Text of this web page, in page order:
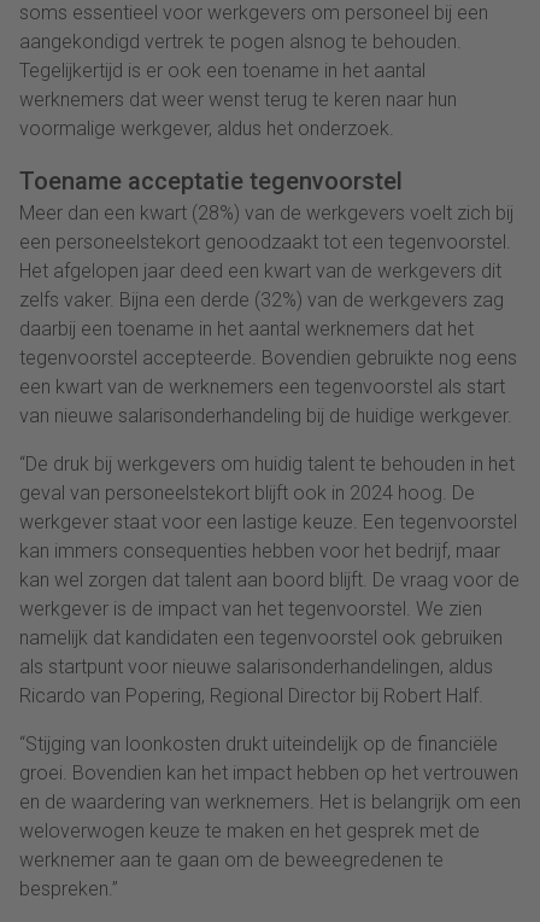
soms essentieel voor werkgevers om personeel bij een
aangekondigd vertrek te pogen alsnog te behouden.
Tegelijkertijd is er ook een toename in het aantal
werknemers dat weer wenst terug te keren naar hun
voormalige werkgever, aldus het onderzoek.
Toename acceptatie tegenvoorstel
Meer dan een kwart (28%) van de werkgevers voelt zich bij
een personeelstekort genoodzaakt tot een tegenvoorstel.
Het afgelopen jaar deed een kwart van de werkgevers dit
zelfs vaker. Bijna een derde (32%) van de werkgevers zag
daarbij een toename in het aantal werknemers dat het
tegenvoorstel accepteerde. Bovendien gebruikte nog eens
een kwart van de werknemers een tegenvoorstel als start
van nieuwe salarisonderhandeling bij de huidige werkgever.
“De druk bij werkgevers om huidig talent te behouden in het
geval van personeelstekort blijft ook in 2024 hoog. De
werkgever staat voor een lastige keuze. Een tegenvoorstel
kan immers consequenties hebben voor het bedrijf, maar
kan wel zorgen dat talent aan boord blijft. De vraag voor de
werkgever is de impact van het tegenvoorstel. We zien
namelijk dat kandidaten een tegenvoorstel ook gebruiken
als startpunt voor nieuwe salarisonderhandelingen, aldus
Ricardo van Popering, Regional Director bij Robert Half.
“Stijging van loonkosten drukt uiteindelijk op de financiële
groei. Bovendien kan het impact hebben op het vertrouwen
en de waardering van werknemers. Het is belangrijk om een
weloverwogen keuze te maken en het gesprek met de
werknemer aan te gaan om de beweegredenen te
bespreken.”